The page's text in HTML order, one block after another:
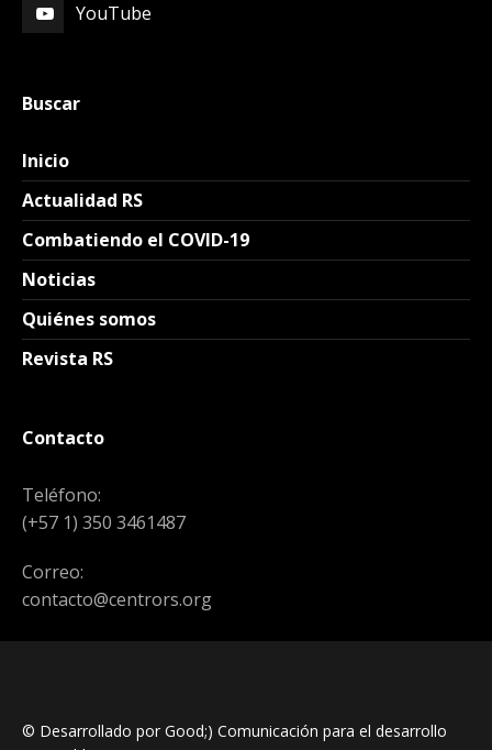
YouTube
Buscar
Inicio
Actualidad RS
Combatiendo el COVID-19
Noticias
Quiénes somos
Revista RS
Contacto
Teléfono:
(+57 1) 350 3461487
Correo:
contacto@centrors.org
© Desarrollado por Good;) Comunicación para el desarrollo